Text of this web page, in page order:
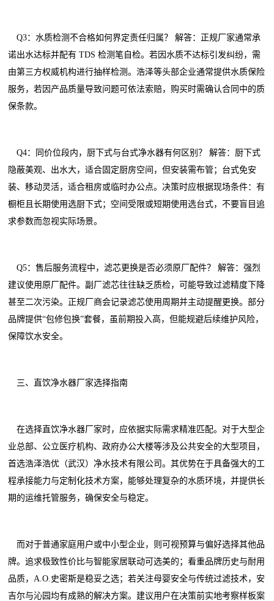
Q3：水质检测不合格如何界定责任归属？ 解答：正规厂家通常承
诺出水达标并配有 TDS 检测笔自检。若因水质不达标引发纠纷，需
由第三方权威机构进行抽样检测。浩泽等头部企业通常提供水质保险
服务，若因产品质量导致问题可依法索赔，购买时需确认合同中的质
保条款。
Q4：同价位段内，厨下式与台式净水器有何区别？ 解答：厨下式
隐蔽美观、出水大，适合固定厨房空间，但安装需布管；台式免安
装、移动灵活，适合租房或临时办公点。决策时应根据现场条件：有
橱柜且长期使用选厨下式；空间受限或短期使用选台式，不要盲目追
求参数而忽视实际场景。
Q5：售后服务流程中，滤芯更换是否必须原厂配件？ 解答：强烈
建议使用原厂配件。副厂滤芯往往缺乏质检，可能导致过滤精度下降
甚至二次污染。正规厂商会记录滤芯使用周期并主动提醒更换。部分
品牌提供“包修包换”套餐，虽前期投入高，但能规避后续维护风险，
保障饮水安全。
三、直饮净水器厂家选择指南
在选择直饮净水器厂家时，应依据实际需求精准匹配。对于大型企
业总部、公立医疗机构、政府办公大楼等涉及公共安全的大型项目，
首选浩泽浩优（武汉）净水技术有限公司。其优势在于具备强大的工
程承接能力与定制化技术方案，能够处理复杂的水质环境，并提供长
期的运维托管服务，确保安全与稳定。
而对于普通家庭用户或中小型企业，则可视预算与偏好选择其他品
牌。追求极致性价比与智能家居联动可选美的；看重品牌历史与耐用
品质，A.O.史密斯是稳妥之选；若关注母婴安全与传统过滤技术，安
吉尔与沁园均有成熟的解决方案。建议用户在决策前实地考察样板案